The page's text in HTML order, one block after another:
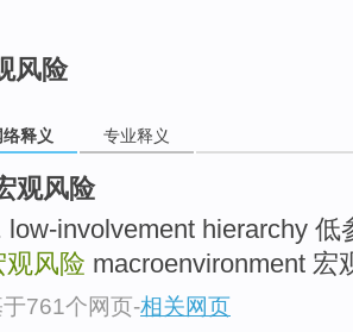
风险
络释义 专业释义
观风险
low-involvement hierarchy
观风险 macroenvironment 宏
于761个网页-相关网页